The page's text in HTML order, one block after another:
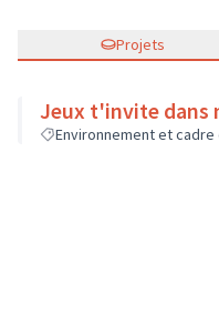
Projets
Jeux t'invite dans
Environnement et cadre